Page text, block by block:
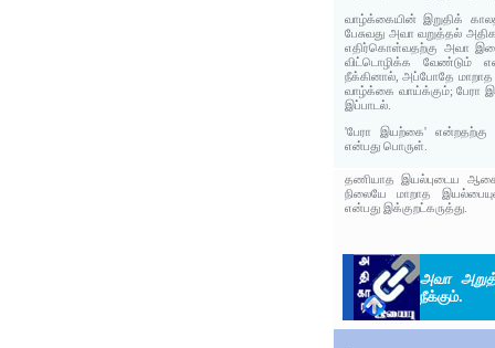
வாழ்க்கையின் இறுதிக்
பேசுவது அவா வறுத்தல்
எதிர்கொள்வதற்கு அவா
விட்டொழிக்க வேண்டும்
நீக்கினால், அப்போதே
வாழ்க்கை வாய்க்கும்; பேரா
இப்பாடல்.
'பேரா இயற்கை'
என்பது பொருள்.
தணியாத இயல்புடைய
நிலையே மாறாத
என்பது இக்குறட்கருத்து.
அவா
நீக்கும்.